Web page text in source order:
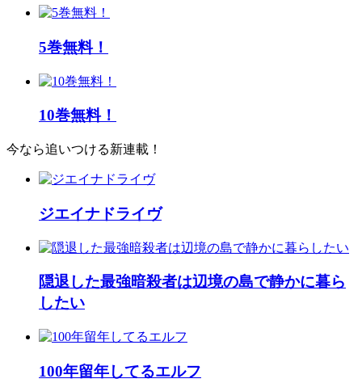
5巻無料！
10巻無料！
今なら追いつける新連載！
ジエイナドライヴ
隠退した最強暗殺者は辺境の島で静かに暮ら
したい
100年留年してるエルフ